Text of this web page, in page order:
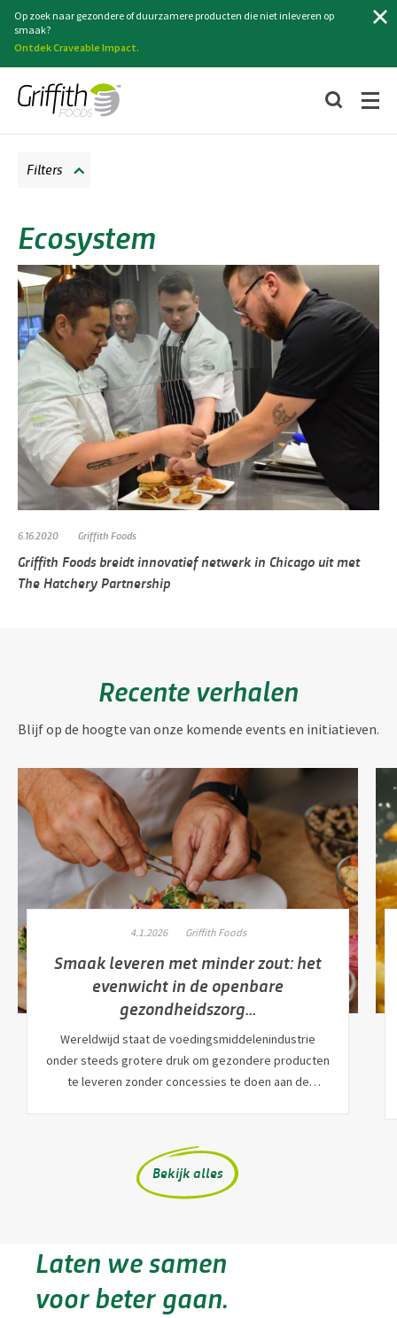
Op zoek naar gezondere of duurzamere producten die niet inleveren op
smaak?
Ontdek Craveable Impact.
Ecosystem
Filters
6.16.2020 Griffith Foods
Griffith Foods breidt innovatief netwerk in Chicago uit met
The Hatchery Partnership
Recente verhalen
Blijf op de hoogte van onze komende events en initiatieven.
4.1.2026 Griffith Foods
Smaak leveren met minder zout: het
evenwicht in de openbare
gezondheidszorg...
Wereldwijd staat de voedingsmiddelenindustrie
onder steeds grotere druk om gezondere producten
te leveren zonder concessies te doen aan de
Bekijk alles
Laten we samen
voor beter gaan.